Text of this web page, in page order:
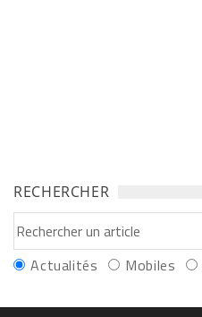
RECHERCHER
Actualités Mobiles